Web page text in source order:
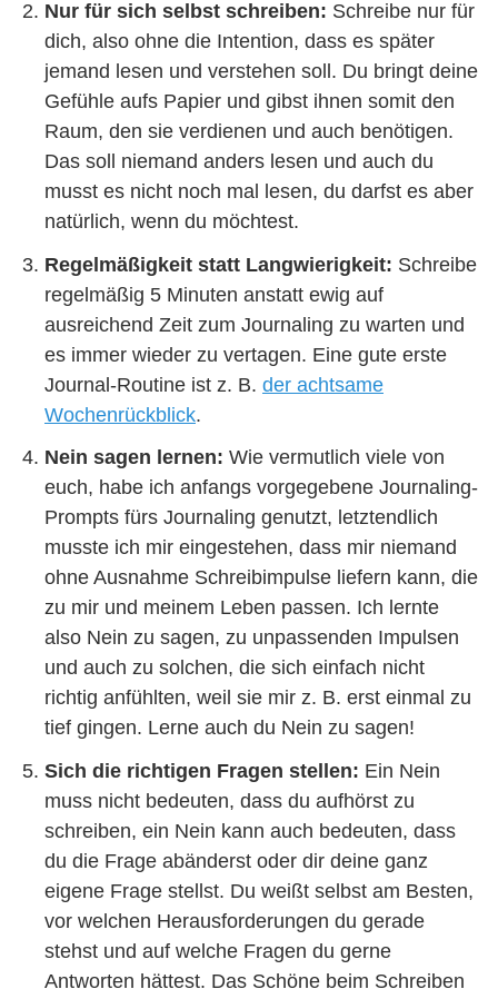
Nur für sich selbst schreiben: Schreibe nur für
dich, also ohne die Intention, dass es später
jemand lesen und verstehen soll. Du bringt deine
Gefühle aufs Papier und gibst ihnen somit den
Raum, den sie verdienen und auch benötigen.
Das soll niemand anders lesen und auch du
musst es nicht noch mal lesen, du darfst es aber
natürlich, wenn du möchtest.
Regelmäßigkeit statt Langwierigkeit: Schreibe
regelmäßig 5 Minuten anstatt ewig auf
ausreichend Zeit zum Journaling zu warten und
es immer wieder zu vertagen. Eine gute erste
Journal-Routine ist z. B. der achtsame
Wochenrückblick.
Nein sagen lernen: Wie vermutlich viele von
euch, habe ich anfangs vorgegebene Journaling-
Prompts fürs Journaling genutzt, letztendlich
musste ich mir eingestehen, dass mir niemand
ohne Ausnahme Schreibimpulse liefern kann, die
zu mir und meinem Leben passen. Ich lernte
also Nein zu sagen, zu unpassenden Impulsen
und auch zu solchen, die sich einfach nicht
richtig anfühlten, weil sie mir z. B. erst einmal zu
tief gingen. Lerne auch du Nein zu sagen!
Sich die richtigen Fragen stellen: Ein Nein
muss nicht bedeuten, dass du aufhörst zu
schreiben, ein Nein kann auch bedeuten, dass
du die Frage abänderst oder dir deine ganz
eigene Frage stellst. Du weißt selbst am Besten,
vor welchen Herausforderungen du gerade
stehst und auf welche Fragen du gerne
Antworten hättest. Das Schöne beim Schreiben